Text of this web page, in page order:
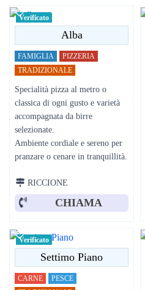
Verificato
Alba
FAMIGLIA
PIZZERIA
TRADIZIONALE
Specialità pizza al metro o
classica di ogni gusto e varietà
accompagnata da birre
selezionate.
Ambiente cordiale e sereno per
pranzare o cenare in tranquillità.
RICCIONE
CHIAMA
Verificato
Settimo Piano
CARNE
PESCE